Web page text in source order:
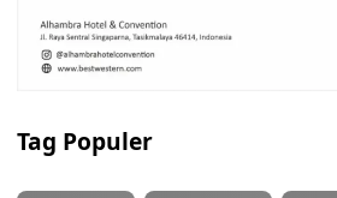
Tag Populer